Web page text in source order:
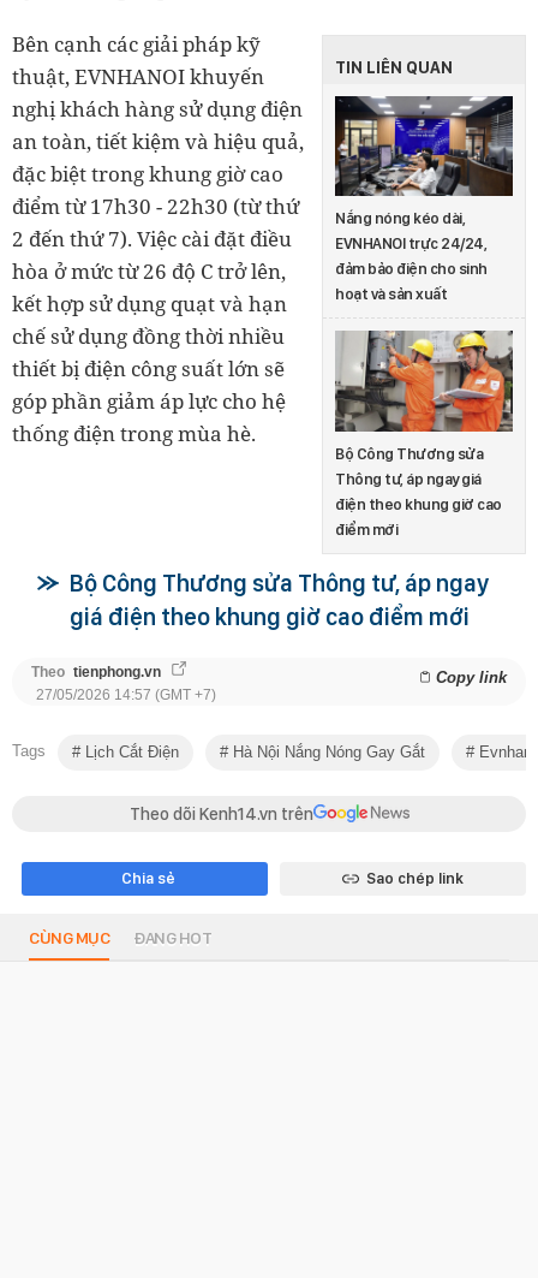
TIN LIÊN QUAN
Nắng nóng kéo dài,
EVNHANOI trực 24/24,
đảm bảo điện cho sinh
hoạt và sản xuất
Bộ Công Thương sửa
Thông tư, áp ngay giá
điện theo khung giờ cao
điểm mới
Bên cạnh các giải pháp kỹ
thuật, EVNHANOI khuyến
nghị khách hàng sử dụng điện
an toàn, tiết kiệm và hiệu quả,
đặc biệt trong khung giờ cao
điểm từ 17h30 - 22h30 (từ thứ
2 đến thứ 7). Việc cài đặt điều
hòa ở mức từ 26 độ C trở lên,
kết hợp sử dụng quạt và hạn
chế sử dụng đồng thời nhiều
thiết bị điện công suất lớn sẽ
góp phần giảm áp lực cho hệ
thống điện trong mùa hè.
Bộ Công Thương sửa Thông tư, áp ngay
giá điện theo khung giờ cao điểm mới
Theo tienphong.vn Copy link
27/05/2026 14:57 (GMT +7)
Tags Lịch Cắt Điện Hà Nội Nắng Nóng Gay Gắt
Theo dõi Kenh14.vn trên
Chia sẻ Sao chép link
CÙNG MỤC ĐANG HOT